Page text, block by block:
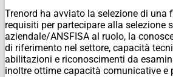
Trenord ha avviato la selezione di una
requisiti per partecipare alla selezione
aziendale/ANSFISA al ruolo, la
di riferimento nel settore, capacità
abilitazioni e riconoscimenti da
inoltre ottime capacità comunicative e